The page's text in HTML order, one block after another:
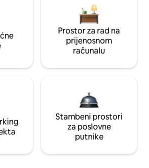
Prostor za rad na
prijenosnom
računalu
Stambeni prostori
za poslovne
putnike